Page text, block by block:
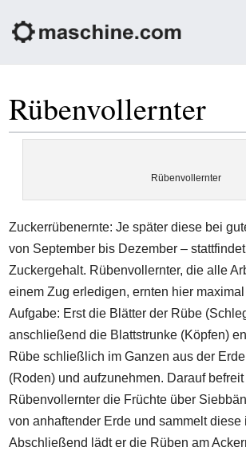
Rübenvollernter
Rübenvollernter
Zuckerrübenernte: Je später diese bei
von September bis Dezember –
Zuckergehalt. Rübenvollernter, die alle
einem Zug erledigen, ernten hier
Aufgabe: Erst die Blätter der Rübe
anschließend die Blattstrunke (Köpfen)
Rübe schließlich im Ganzen aus der
(Roden) und aufzunehmen. Darauf befreit
Rübenvollernter die Früchte über
von anhaftender Erde und sammelt diese
Abschließend lädt er die Rüben am